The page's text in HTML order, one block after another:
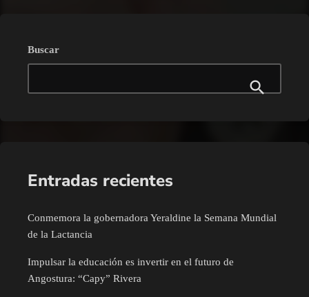
Buscar
Entradas recientes
Conmemora la gobernadora Yeraldine la Semana Mundial
de la Lactancia
Impulsar la educación es invertir en el futuro de
Angostura: “Capy” Rivera